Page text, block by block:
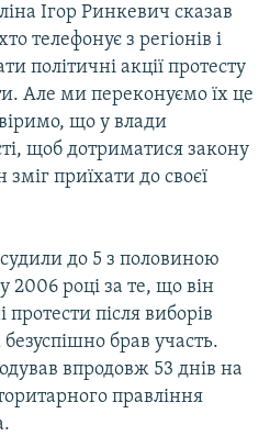
Ігор Ринкевич сказав
телефонує з регіонів і
політичні акції протесту
Але ми переконуємо їх це
що у влади
щоб дотриматися закону
приїхати до своєї
до 5 з половиною
2006 році за те, що він
після виборів
брав участь.
впродовж 53 днів на
правління